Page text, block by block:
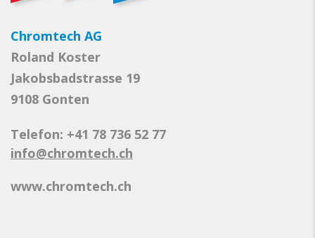
Chromtech AG
Roland Koster
Jakobsbadstrasse 19
9108 Gonten
Telefon: +41 78 736 52 77
info@chromtech.ch
www.chromtech.ch